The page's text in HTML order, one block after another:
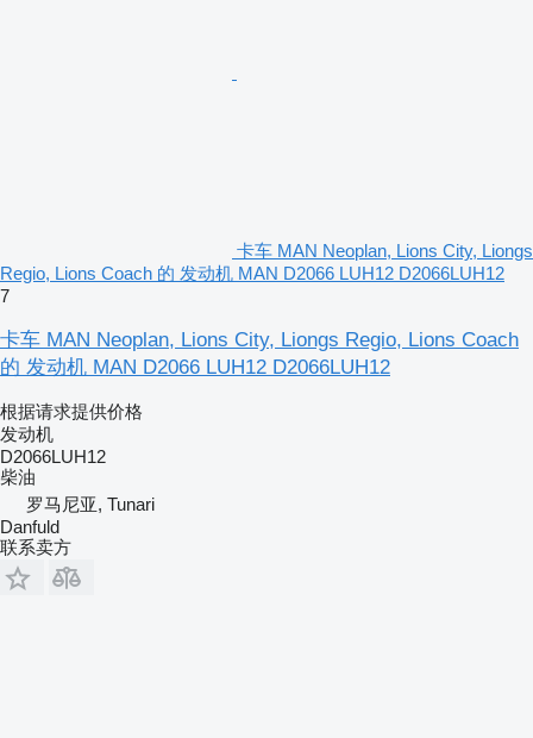
卡车 MAN Neoplan, Lions City, Liongs
Regio, Lions Coach 的 发动机 MAN D2066 LUH12 D2066LUH12
7
卡车 MAN Neoplan, Lions City, Liongs Regio, Lions Coach
的 发动机 MAN D2066 LUH12 D2066LUH12
根据请求提供价格
发动机
D2066LUH12
柴油
罗马尼亚, Tunari
Danfuld
联系卖方